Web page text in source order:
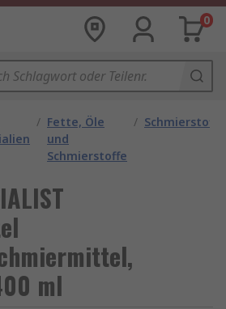
0
/ Fette, Öle
und
Schmierstoffe
/ Schmierstoffe
ml